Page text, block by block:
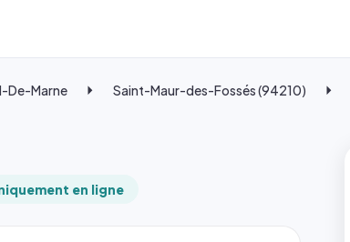
De-Marne Saint-Maur-des-Fossés (94210)
en ligne